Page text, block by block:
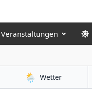
🌦️ Wetter